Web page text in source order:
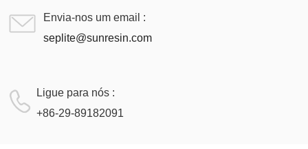
Envia-nos um email :
seplite@sunresin.com
Ligue para nós :
+86-29-89182091